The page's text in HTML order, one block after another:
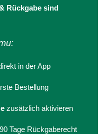
Rückgabe sind
in der App
Bestellung
zusätzlich aktivieren
Tage Rückgaberecht